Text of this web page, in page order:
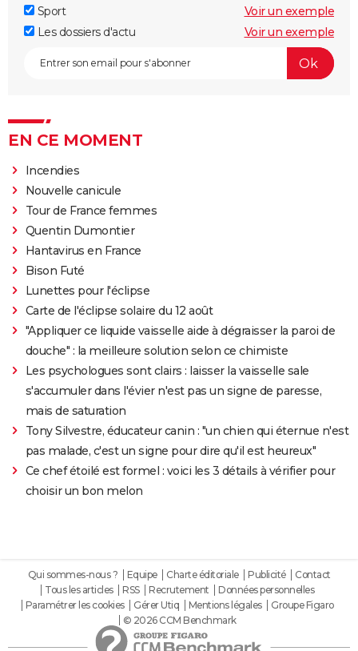
Sport
Voir un exemple
Les dossiers d'actu
Voir un exemple
EN CE MOMENT
Incendies
Nouvelle canicule
Tour de France femmes
Quentin Dumontier
Hantavirus en France
Bison Futé
Lunettes pour l'éclipse
Carte de l'éclipse solaire du 12 août
"Appliquer ce liquide vaisselle aide à dégraisser la paroi de
douche" : la meilleure solution selon ce chimiste
Les psychologues sont clairs : laisser la vaisselle sale
s'accumuler dans l'évier n'est pas un signe de paresse,
mais de saturation
Tony Silvestre, éducateur canin : "un chien qui éternue n'est
pas malade, c'est un signe pour dire qu'il est heureux"
Ce chef étoilé est formel : voici les 3 détails à vérifier pour
choisir un bon melon
Qui sommes-nous ? Equipe Charte éditoriale Publicité
Contact
Tous les articles
RSS Recrutement
Données personnelles
Paramétrer les cookies
Gérer Utiq Mentions légales
Groupe Figaro
© 2026 CCM Benchmark